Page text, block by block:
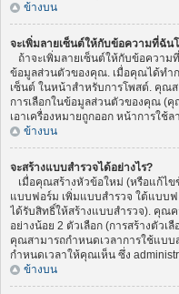
ข้างบน
จะเพิ่มลายเซ็นต์ให้กับข้อความที่ฉัน
ถ้าจะเพิ่มลายเซ็นต์ให้กับข้อควา
ข้อมูลส่วนตัวของคุณ. เมื่อคุณได้ทำ
เซ็นต์ ในหน้าสำหรับการโพสต์. คุณ
การเลือกในข้อมูลส่วนตัวของคุณ (
เอาเครื่องหมายถูกออก หน้าการใช้
ข้างบน
จะสร้างแบบสำรวจได้อย่างไร?
เมื่อคุณสร้างหัวข้อใหม่ (หรือแก้ไ
แบบฟอร์ม เพิ่มแบบสำรวจ ใต้แบบ
ได้รับสิทธิ์ให้สร้างแบบสำรวจ). คุณ
อย่างน้อย 2 ตัวเลือก (การสร้างตัว
คุณสามารถกำหนดเวลาการใช้แบบ
กำหนดเวลาให้คุณเห็น ซึ่ง
ข้างบน